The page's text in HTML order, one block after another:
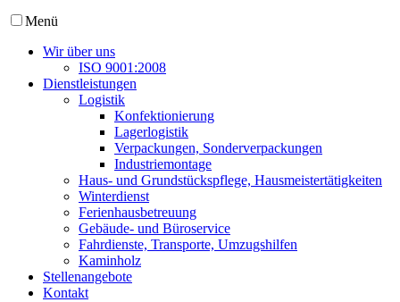
Menü
Wir über uns
ISO 9001:2008
Dienstleistungen
Logistik
Konfektionierung
Lagerlogistik
Verpackungen, Sonderverpackungen
Industriemontage
Haus- und Grundstückspflege, Hausmeistertätigkeiten
Winterdienst
Ferienhausbetreuung
Gebäude- und Büroservice
Fahrdienste, Transporte, Umzugshilfen
Kaminholz
Stellenangebote
Kontakt